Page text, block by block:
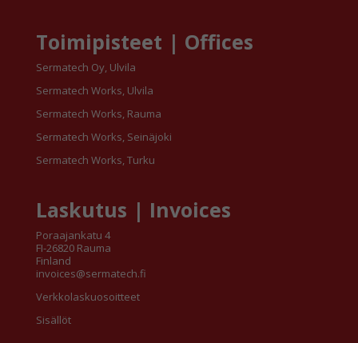
Toimipisteet | Offices
Sermatech Oy, Ulvila
Sermatech Works, Ulvila
Sermatech Works, Rauma
Sermatech Works, Seinäjoki
Sermatech Works, Turku
Laskutus | Invoices
Poraajankatu 4
FI-26820 Rauma
Finland
invoices@sermatech.fi
Verkkolaskuosoitteet
Sisällöt